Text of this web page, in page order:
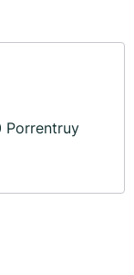
Porrentruy